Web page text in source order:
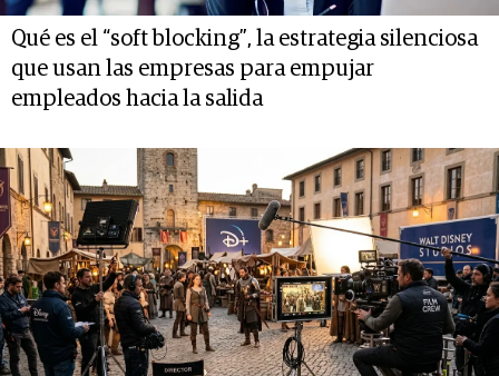
Qué es el “soft blocking”, la estrategia silenciosa
que usan las empresas para empujar
empleados hacia la salida